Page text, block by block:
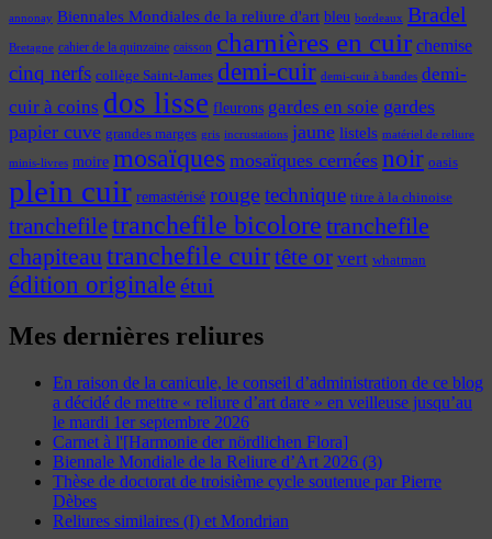
annonay Biennales Mondiales de la reliure d'art bleu bordeaux Bradel
Bretagne cahier de la quinzaine caisson charnières en cuir chemise
cinq nerfs collège Saint-James demi-cuir demi-cuir à bandes demi-
cuir à coins dos lisse fleurons gardes en soie gardes
papier cuve grandes marges gris incrustations jaune listels matériel de reliure
minis-livres moire mosaïques mosaïques cernées noir oasis
plein cuir remastérisé rougetechnique titre à la chinoise
tranchefiletranchefile bicolore tranchefile
chapiteau tranchefile cuirtête or vert whatman
édition originaleétui
Mes dernières reliures
En raison de la canicule, le conseil d’administration de ce blog
a décidé de mettre « reliure d’art dare » en veilleuse jusqu’au
le mardi 1er septembre 2026
Carnet à l'[Harmonie der nördlichen Flora]
Biennale Mondiale de la Reliure d’Art 2026 (3)
Thèse de doctorat de troisième cycle soutenue par Pierre
Dèbes
Reliures similaires (I) et Mondrian